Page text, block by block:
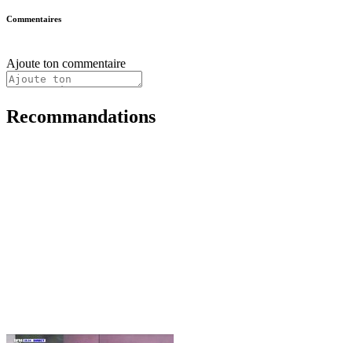
Commentaires
Ajoute ton commentaire
Recommandations